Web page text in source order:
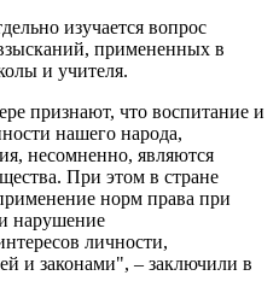
изучается вопрос
примененных в
и учителя.
признают, что воспитание и
нашего народа,
несомненно, являются
При этом в стране
норм права при
нарушение
личности,
и законами", – заключили в